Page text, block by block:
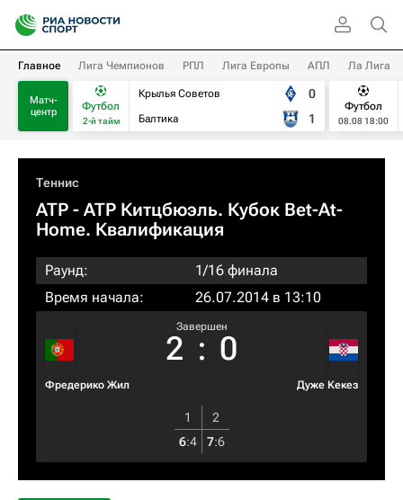
Главное Лига Чемпионов РПЛ Лига Европы АПЛ Ла Лига
Матч-
центр
Футбол
2-й тайм
Крылья Советов
Балтика
0
1
Футбол
08.08 18:00
Теннис
ATP - ATP Китцбюэль. Кубок Bet-At-
Home. Квалификация
Раунд:
1/16 финала
Время начала:
26.07.2014 в 13:10
Фредерико Жил
Завершен
2 : 0
Дуже Кекез
1
2
6:4 7:6